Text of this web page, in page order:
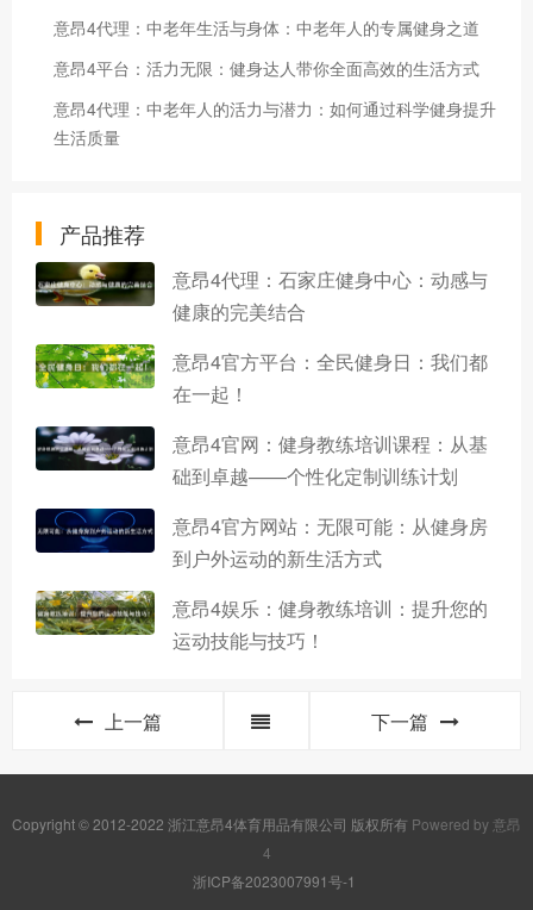
意昂4代理：中老年生活与身体：中老年人的专属健身之道
意昂4平台：活力无限：健身达人带你全面高效的生活方式
意昂4代理：中老年人的活力与潜力：如何通过科学健身提升
生活质量
产品推荐
意昂4代理：石家庄健身中心：动感与
健康的完美结合
意昂4官方平台：全民健身日：我们都
在一起！
意昂4官网：健身教练培训课程：从基
础到卓越——个性化定制训练计划
意昂4官方网站：无限可能：从健身房
到户外运动的新生活方式
意昂4娱乐：健身教练培训：提升您的
运动技能与技巧！
上一篇 下一篇
Copyright © 2012-2022 浙江意昂4体育用品有限公司 版权所有 Powered by 意昂
4
浙ICP备2023007991号-1